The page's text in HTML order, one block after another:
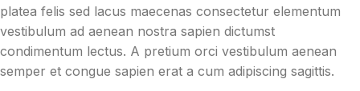
platea felis sed lacus maecenas consectetur elementum
vestibulum ad aenean nostra sapien dictumst
condimentum lectus. A pretium orci vestibulum aenean
semper et congue sapien erat a cum adipiscing sagittis.